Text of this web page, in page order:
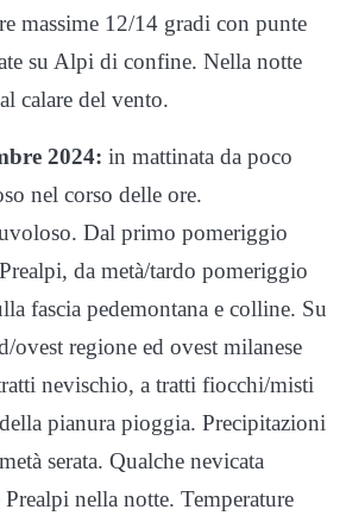
massime 12/14 gradi con punte
su Alpi di confine. Nella notte
calare del vento.
2024: in mattinata da poco
nel corso delle ore.
Dal primo pomeriggio
da metà/tardo pomeriggio
fascia pedemontana e colline. Su
ovest regione ed ovest milanese
nevischio, a tratti fiocchi/misti
pianura pioggia. Precipitazioni
serata. Qualche nevicata
nella notte. Temperature